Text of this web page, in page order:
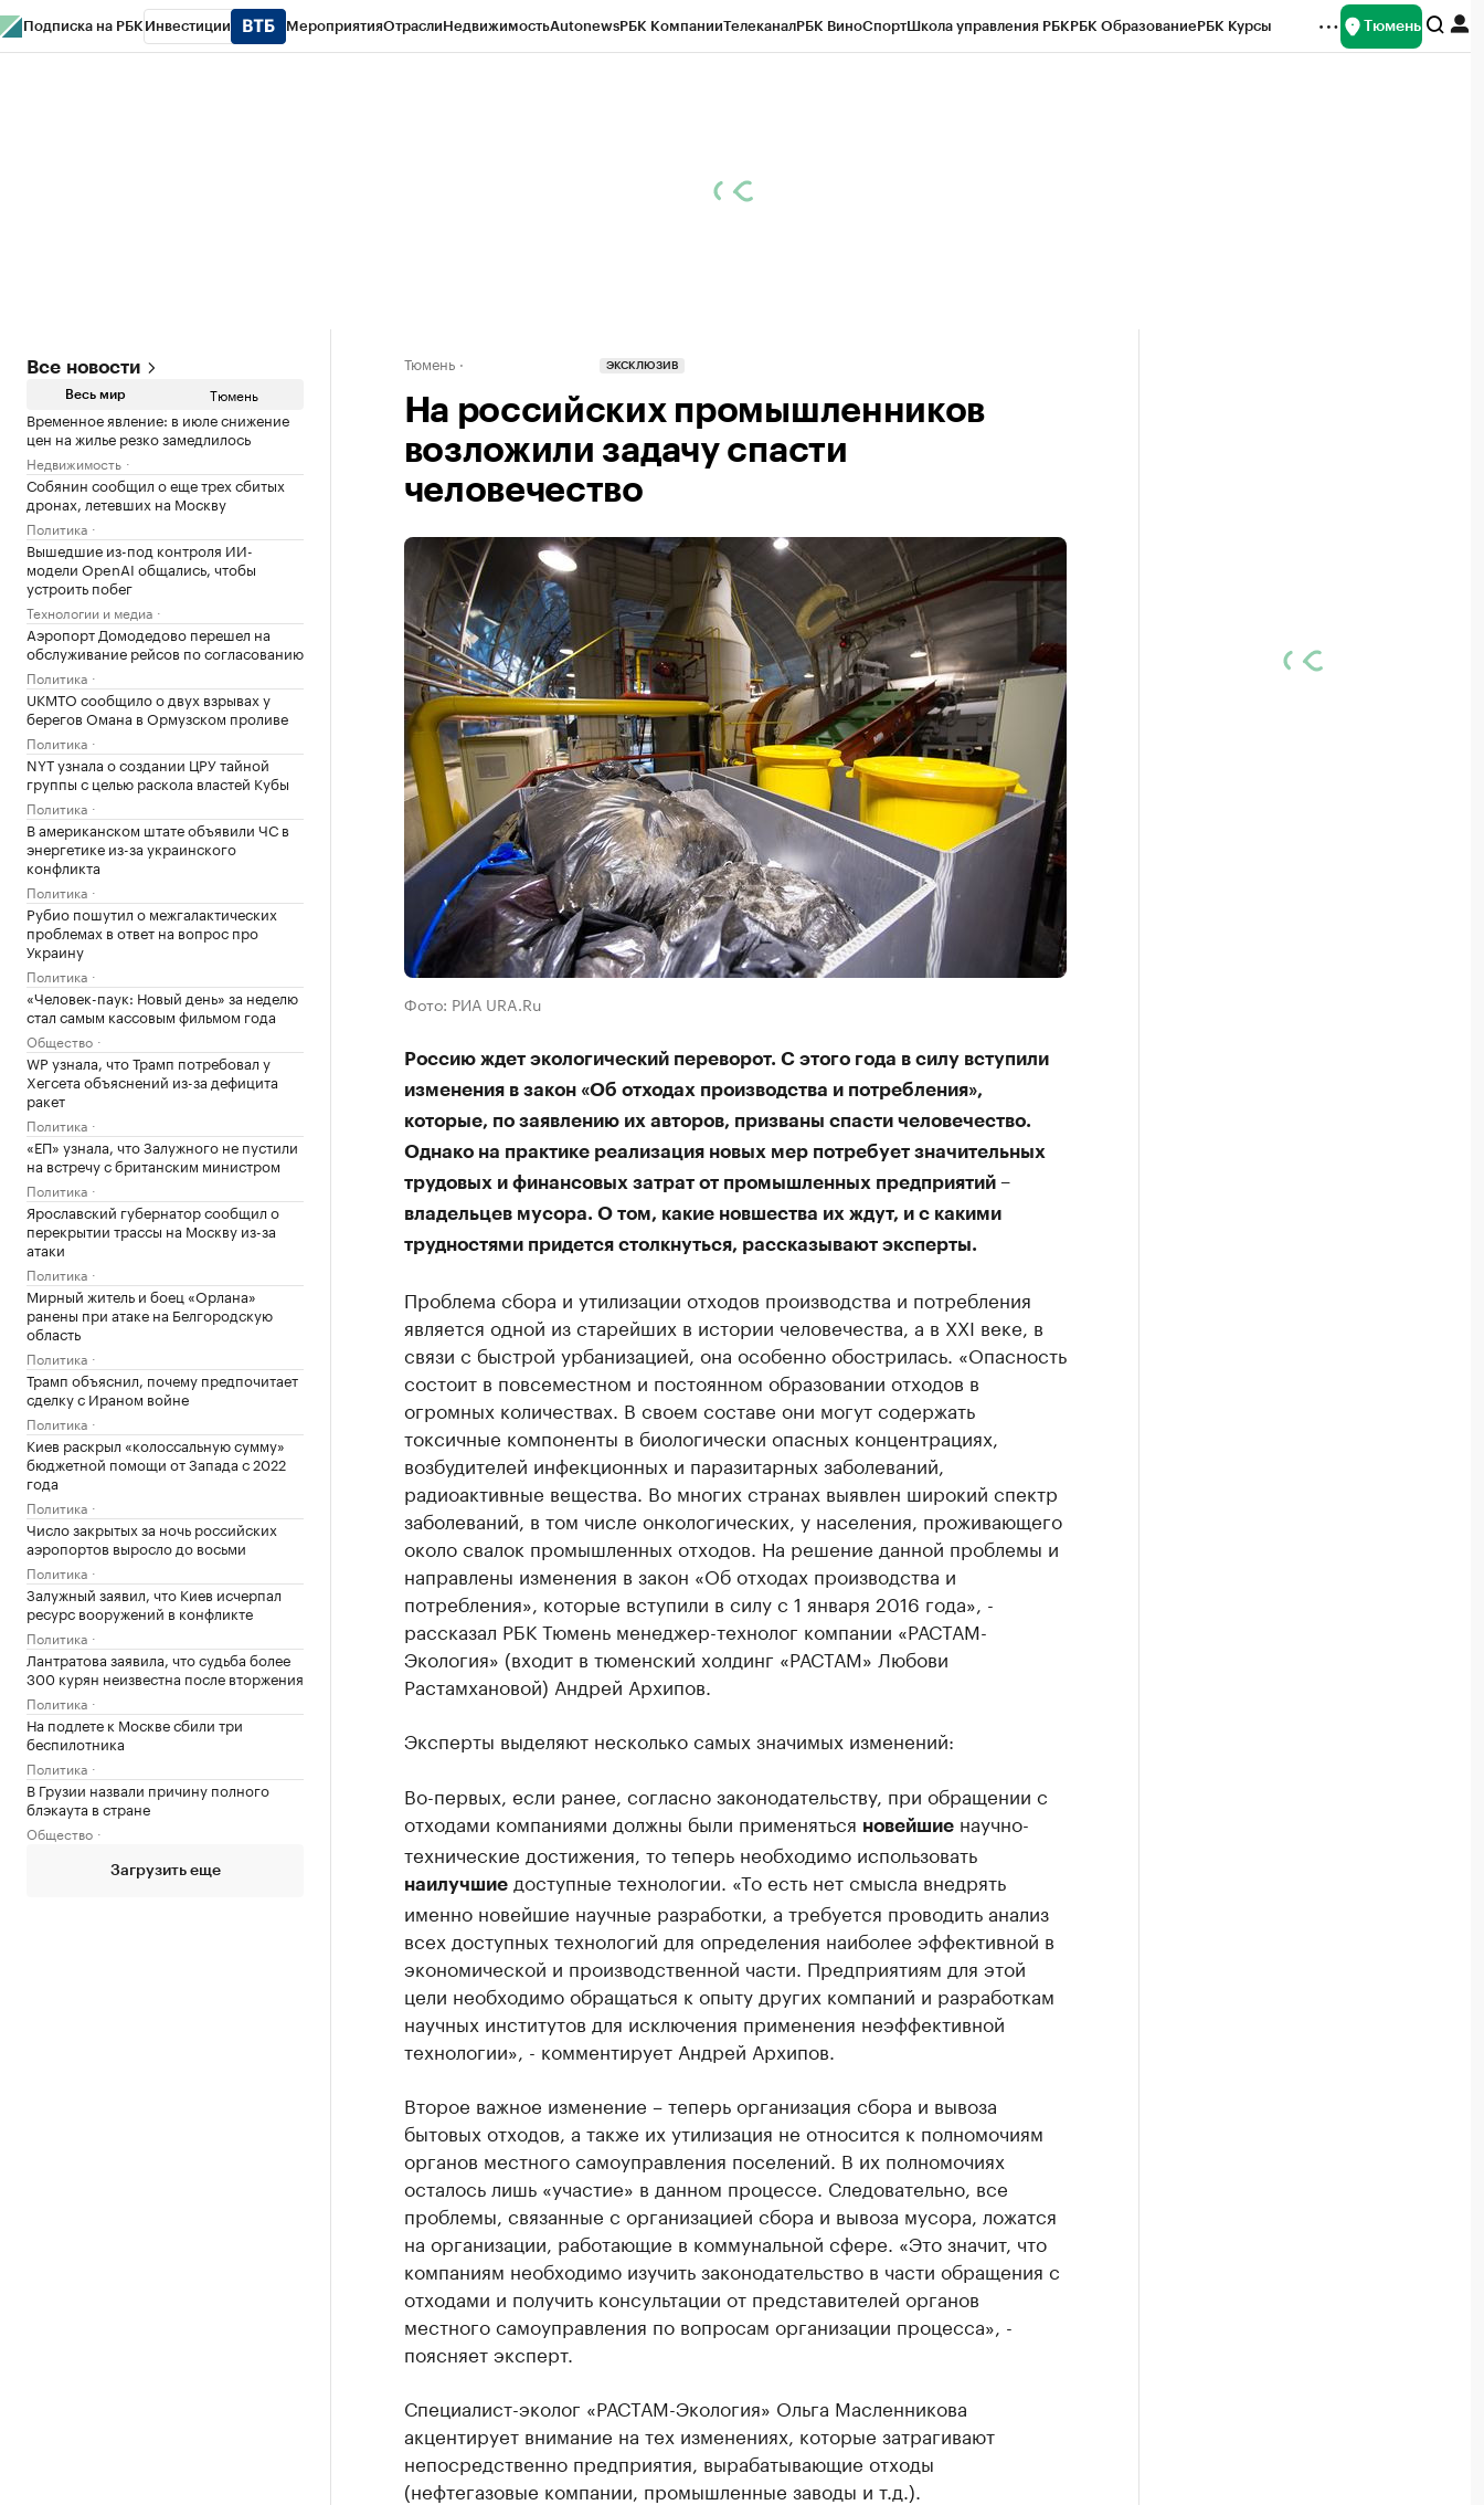
Подписка на РБК Инвестиции МероприятияОтраслиНедвижимостьAutonewsРБК КомпанииТелеканалРБК ВиноСпортШкола управления РБКРБК ОбразованиеРБК Курсы Тюмень
Все новости
Весь мир Тюмень
Временное явление: в июле снижение
цен на жилье резко замедлилось
Недвижимость
Собянин сообщил о еще трех сбитых
дронах, летевших на Москву
Политика
Вышедшие из-под контроля ИИ-
модели OpenAI общались, чтобы
устроить побег
Технологии и медиа
Аэропорт Домодедово перешел на
обслуживание рейсов по согласованию
Политика
UKMTO сообщило о двух взрывах у
берегов Омана в Ормузском проливе
Политика
NYT узнала о создании ЦРУ тайной
группы с целью раскола властей Кубы
Политика
В американском штате объявили ЧС в
энергетике из-за украинского
конфликта
Политика
Рубио пошутил о межгалактических
проблемах в ответ на вопрос про
Украину
Политика
«Человек-паук: Новый день» за неделю
стал самым кассовым фильмом года
Общество
WP узнала, что Трамп потребовал у
Хегсета объяснений из-за дефицита
ракет
Политика
«ЕП» узнала, что Залужного не пустили
на встречу с британским министром
Политика
Ярославский губернатор сообщил о
перекрытии трассы на Москву из-за
атаки
Политика
Мирный житель и боец «Орлана»
ранены при атаке на Белгородскую
область
Политика
Трамп объяснил, почему предпочитает
сделку с Ираном войне
Политика
Киев раскрыл «колоссальную сумму»
бюджетной помощи от Запада с 2022
года
Политика
Число закрытых за ночь российских
аэропортов выросло до восьми
Политика
Залужный заявил, что Киев исчерпал
ресурс вооружений в конфликте
Политика
Лантратова заявила, что судьба более
300 курян неизвестна после вторжения
Политика
На подлете к Москве сбили три
беспилотника
Политика
В Грузии назвали причину полного
блэкаута в стране
Общество
Загрузить еще
Тюмень ЭКСКЛЮЗИВ
На российских промышленников
возложили задачу спасти
человечество
Фото: РИА URA.Ru
Россию ждет экологический переворот. С этого года в силу вступили
изменения в закон «Об отходах производства и потребления»,
которые, по заявлению их авторов, призваны спасти человечество.
Однако на практике реализация новых мер потребует значительных
трудовых и финансовых затрат от промышленных предприятий –
владельцев мусора. О том, какие новшества их ждут, и с какими
трудностями придется столкнуться, рассказывают эксперты.
Проблема сбора и утилизации отходов производства и потребления
является одной из старейших в истории человечества, а в XXI веке, в
связи с быстрой урбанизацией, она особенно обострилась. «Опасность
состоит в повсеместном и постоянном образовании отходов в
огромных количествах. В своем составе они могут содержать
токсичные компоненты в биологически опасных концентрациях,
возбудителей инфекционных и паразитарных заболеваний,
радиоактивные вещества. Во многих странах выявлен широкий спектр
заболеваний, в том числе онкологических, у населения, проживающего
около свалок промышленных отходов. На решение данной проблемы и
направлены изменения в закон «Об отходах производства и
потребления», которые вступили в силу с 1 января 2016 года», -
рассказал РБК Тюмень менеджер-технолог компании «РАСТАМ-
Экология» (входит в тюменский холдинг «РАСТАМ» Любови
Растамхановой) Андрей Архипов.
Эксперты выделяют несколько самых значимых изменений:
Во-первых, если ранее, согласно законодательству, при обращении с
отходами компаниями должны были применяться новейшиенаучно-
технические достижения, то теперь необходимо использовать
наилучшиедоступные технологии. «То есть нет смысла внедрять
именно новейшие научные разработки, а требуется проводить анализ
всех доступных технологий для определения наиболее эффективной в
экономической и производственной части. Предприятиям для этой
цели необходимо обращаться к опыту других компаний и разработкам
научных институтов для исключения применения неэффективной
технологии», - комментирует Андрей Архипов.
Второе важное изменение – теперь организация сбора и вывоза
бытовых отходов, а также их утилизация не относится к полномочиям
органов местного самоуправления поселений. В их полномочиях
осталось лишь «участие» в данном процессе. Следовательно, все
проблемы, связанные с организацией сбора и вывоза мусора, ложатся
на организации, работающие в коммунальной сфере. «Это значит, что
компаниям необходимо изучить законодательство в части обращения с
отходами и получить консультации от представителей органов
местного самоуправления по вопросам организации процесса», -
поясняет эксперт.
Специалист-эколог «РАСТАМ-Экология» Ольга Масленникова
акцентирует внимание на тех изменениях, которые затрагивают
непосредственно предприятия, вырабатывающие отходы
(нефтегазовые компании, промышленные заводы и т.д.).